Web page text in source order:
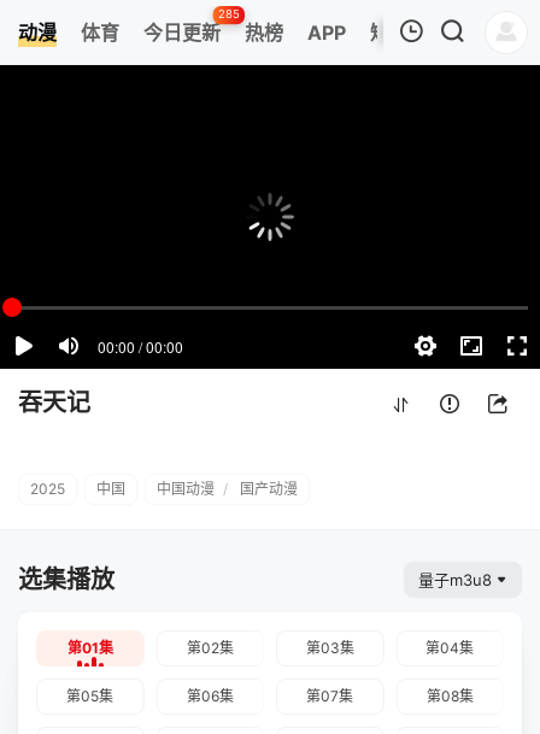
动漫 体育 今日更新
285
热榜 APP 短剧
吞天记
2025 中国 中国动漫 / 国产动漫
选集播放 量子m3u8
第01集 第02集 第03集 第04集
第05集 第06集 第07集 第08集